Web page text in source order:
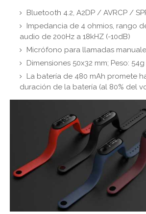
Bluetooth 4.2, A2DP / AVRCP /
Impedancia de 4 ohmios, rango
audio de 200Hz a 18kHZ (-10dB)
Micrófono para llamadas
Dimensiones 50x32 mm; Peso: 54g
La batería de 480 mAh promete
duración de la batería (al 80% del